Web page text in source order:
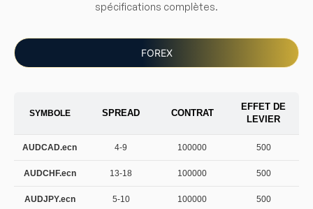
spécifications complètes.
FOREX
SYMBOLE SPREAD CONTRAT
EFFET DE
LEVIER
AUDCAD.ecn 4-9 100000 500
AUDCHF.ecn 13-18 100000 500
AUDJPY.ecn 5-10 100000 500